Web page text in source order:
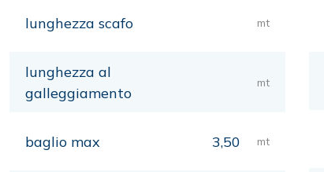
lunghezza scafo mt
lunghezza al
galleggiamento
mt
baglio max 3,50 mt